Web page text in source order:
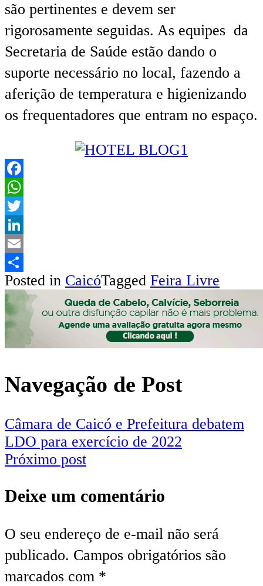
são pertinentes e devem ser
rigorosamente seguidas. As equipes da
Secretaria de Saúde estão dando o
suporte necessário no local, fazendo a
aferição de temperatura e higienizando
os frequentadores que entram no espaço.
Facebook
WhatsApp
Twitter
LinkedIn
Email
Share
Posted in CaicóTagged Feira Livre
Navegação de Post
Câmara de Caicó e Prefeitura debatem
LDO para exercício de 2022
Próximo post
Deixe um comentário
O seu endereço de e-mail não será
publicado. Campos obrigatórios são
marcados com *